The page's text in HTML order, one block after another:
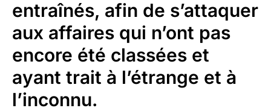
entraînés, afin de s’attaquer
aux affaires qui n’ont pas
encore été classées et
ayant trait à l’étrange et à
l’inconnu.